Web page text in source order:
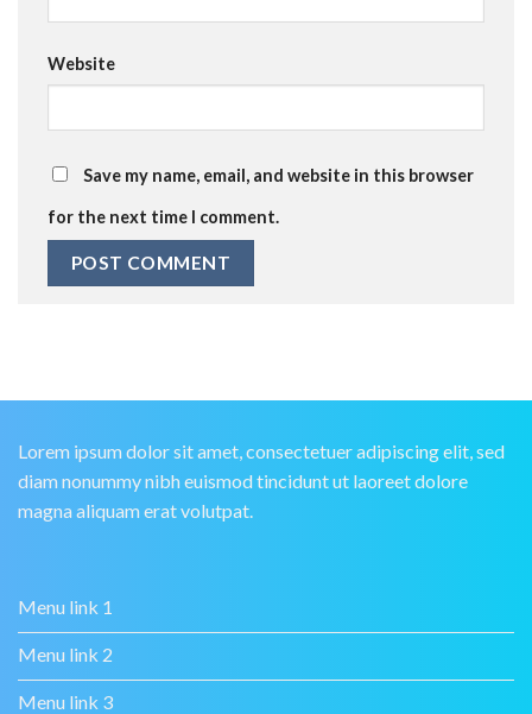
Website
Save my name, email, and website in this browser
for the next time I comment.
Lorem ipsum dolor sit amet, consectetuer adipiscing elit, sed
diam nonummy nibh euismod tincidunt ut laoreet dolore
magna aliquam erat volutpat.
Menu link 1
Menu link 2
Menu link 3